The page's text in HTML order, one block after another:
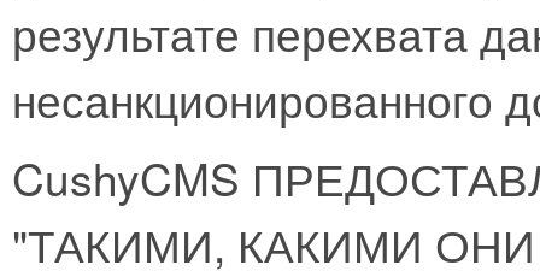
результате перехвата
несанкционированного
CushyCMS
"ТАКИМИ, КАКИМИ